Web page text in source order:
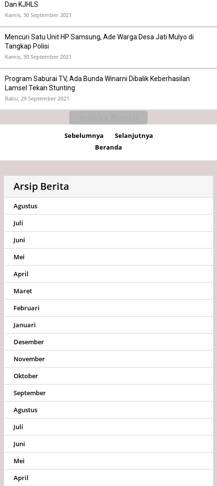
Dan KJHLS
Kamis, 30 September 2021
Mencuri Satu Unit HP Samsung, Ade Warga Desa Jati Mulyo di
Tangkap Polisi
Kamis, 30 September 2021
Program Saburai TV, Ada Bunda Winarni Dibalik Keberhasilan
Lamsel Tekan Stunting
Rabu, 29 September 2021
Sebelumnya
Selanjutnya
Beranda
Arsip Berita
Agustus
Juli
Juni
Mei
April
Maret
Februari
Januari
Desember
November
Oktober
September
Agustus
Juli
Juni
Mei
April